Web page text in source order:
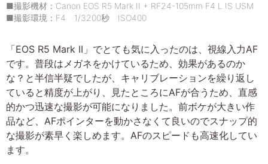
■撮影機材：Canon EOS R5 Mark II + RF24-105mm F4 L IS USM
■撮影環境：F4 1/3200秒 ISO400
「EOS R5 Mark II」でとても気に入ったのは、視線入力AF
です。普段はメガネをかけているため、効果があるのか
な？と半信半疑でしたが、キャリブレーションを繰り返し
ていると精度が上がり、見たところにAFが合うため、直感
的かつ迅速な撮影が可能になりました。前ボケが大きい作
品など、AFポインターを動かさなくて良いのでスナップ的
な撮影が素早く楽しめます。AFのスピードも高速化してい
ます。